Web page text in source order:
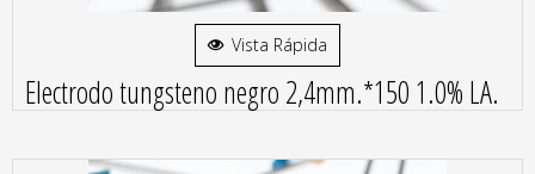
Vista Rápida
Electrodo tungsteno negro 2,4mm.*150 1.0% LA.